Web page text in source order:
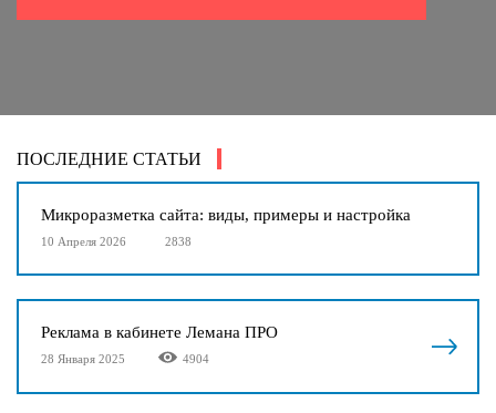
ПОСЛЕДНИЕ СТАТЬИ
Микроразметка сайта: виды, примеры и настройка
10 Апреля 2026 2838
Реклама в кабинете Лемана ПРО
28 Января 2025 4904